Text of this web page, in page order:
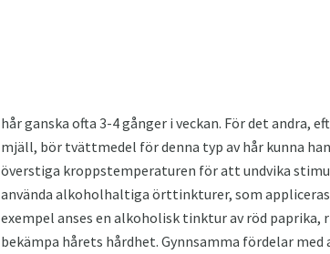
hår ganska ofta 3-4 gånger i veckan. För det andra,
mjäll, bör tvättmedel för denna typ av hår kunna
överstiga kroppstemperaturen för att undvika
använda alkoholhaltiga örttinkturer, som
exempel anses en alkoholisk tinktur av röd
bekämpa hårets hårdhet. Gynnsamma fördelar